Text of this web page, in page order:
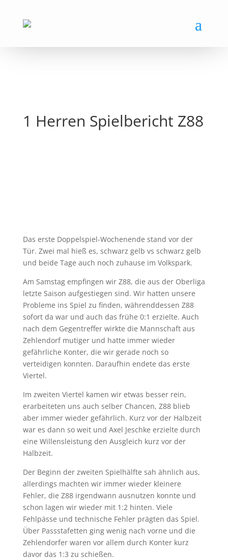
1 Herren Spielbericht Z88
Das erste Doppelspiel-Wochenende stand vor der
Tür. Zwei mal hieß es, schwarz gelb vs schwarz gelb
und beide Tage auch noch zuhause im Volkspark.
Am Samstag empfingen wir Z88, die aus der Oberliga
letzte Saison aufgestiegen sind. Wir hatten unsere
Probleme ins Spiel zu finden, währenddessen Z88
sofort da war und auch das frühe 0:1 erzielte. Auch
nach dem Gegentreffer wirkte die Mannschaft aus
Zehlendorf mutiger und hatte immer wieder
gefährliche Konter, die wir gerade noch so
verteidigen konnten. Daraufhin endete das erste
Viertel.
Im zweiten Viertel kamen wir etwas besser rein,
erarbeiteten uns auch selber Chancen, Z88 blieb
aber immer wieder gefährlich. Kurz vor der Halbzeit
war es dann so weit und Axel Jeschke erzielte durch
eine Willensleistung den Ausgleich kurz vor der
Halbzeit.
Der Beginn der zweiten Spielhälfte sah ähnlich aus,
allerdings machten wir immer wieder kleinere
Fehler, die Z88 irgendwann ausnutzen konnte und
schon lagen wir wieder mit 1:2 hinten. Viele
Fehlpässe und technische Fehler prägten das Spiel.
Über Passstafetten ging wenig nach vorne und die
Zehlendorfer waren vor allem durch Konter kurz
davor das 1:3 zu schießen.